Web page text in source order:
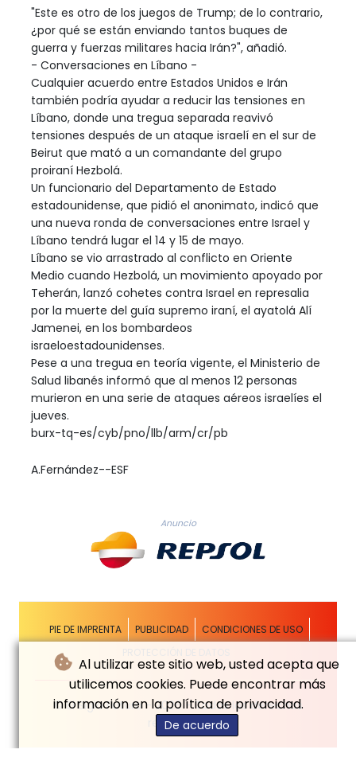
Al utilizar este sitio web, usted acepta que
utilicemos cookies. Puede encontrar más
información en la política de privacidad.
De acuerdo
"Este es otro de los juegos de Trump; de lo contrario,
¿por qué se están enviando tantos buques de
guerra y fuerzas militares hacia Irán?", añadió.
- Conversaciones en Líbano -
Cualquier acuerdo entre Estados Unidos e Irán
también podría ayudar a reducir las tensiones en
Líbano, donde una tregua separada reavivó
tensiones después de un ataque israelí en el sur de
Beirut que mató a un comandante del grupo
proiraní Hezbolá.
Un funcionario del Departamento de Estado
estadounidense, que pidió el anonimato, indicó que
una nueva ronda de conversaciones entre Israel y
Líbano tendrá lugar el 14 y 15 de mayo.
Líbano se vio arrastrado al conflicto en Oriente
Medio cuando Hezbolá, un movimiento apoyado por
Teherán, lanzó cohetes contra Israel en represalia
por la muerte del guía supremo iraní, el ayatolá Alí
Jamenei, en los bombardeos
israeloestadounidenses.
Pese a una tregua en teoría vigente, el Ministerio de
Salud libanés informó que al menos 12 personas
murieron en una serie de ataques aéreos israelíes el
jueves.
burx-tq-es/cyb/pno/llb/arm/cr/pb
A.Fernández--ESF
Anuncio
PIE DE IMPRENTA PUBLICIDAD
CONDICIONES DE USO
© El Siglo Futuro - 2026 - Todos los derechos
reservados